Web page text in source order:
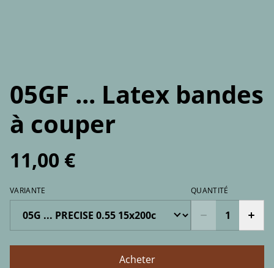
05GF ... Latex bandes
à couper
11,00 €
VARIANTE QUANTITÉ
Acheter